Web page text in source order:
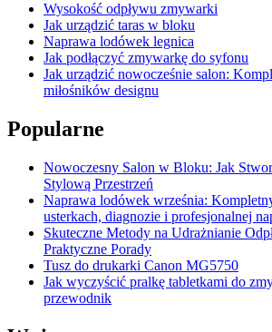
Wysokość odpływu zmywarki
Jak urządzić taras w bloku
Naprawa lodówek legnica
Jak podłączyć zmywarkę do syfonu
Jak urządzić nowocześnie salon:
miłośników designu
Popularne
Nowoczesny Salon w Bloku: Jak
Stylową Przestrzeń
Naprawa lodówek września:
usterkach, diagnozie i profesjonalnej
Skuteczne Metody na Udrażnianie
Praktyczne Porady
Tusz do drukarki Canon MG5750
Jak wyczyścić pralkę tabletkami do
przewodnik